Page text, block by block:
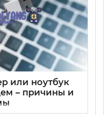
или ноутбук
– причины и